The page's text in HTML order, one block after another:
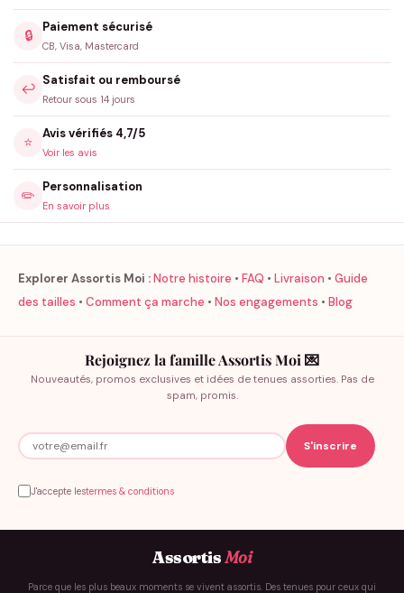
🔒
Paiement sécurisé
CB, Visa, Mastercard
↩️
Satisfait ou remboursé
Retour sous 14 jours
⭐
Avis vérifiés 4,7/5
Voir les avis
✏️
Personnalisation
En savoir plus
Explorer Assortis Moi :Notre histoire • FAQ • Livraison • Guide
des tailles • Comment ça marche • Nos engagements • Blog
Rejoignez la famille Assortis Moi 💌
Nouveautés, promos exclusives et idées de tenues assorties. Pas de
spam, promis.
J'accepte lestermes & conditions
AssortisMoi
Parce que les plus beaux moments se vivent assortis. Des tenues pour ceux qui